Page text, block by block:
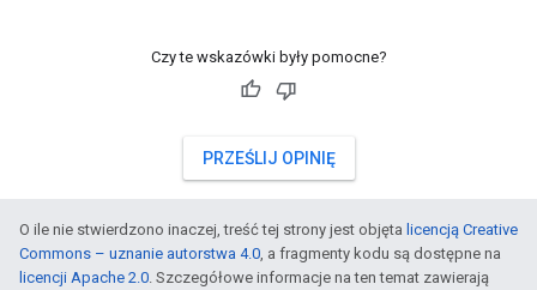
Czy te wskazówki były pomocne?
PRZEŚLIJ OPINIĘ
O ile nie stwierdzono inaczej, treść tej strony jest objęta licencją Creative
Commons – uznanie autorstwa 4.0 , a fragmenty kodu są dostępne na
licencji Apache 2.0 . Szczegółowe informacje na ten temat zawierają